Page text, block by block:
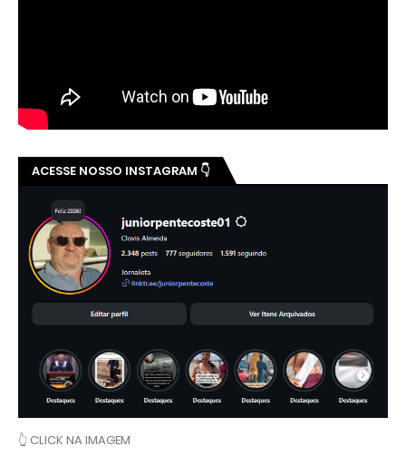
ACESSE NOSSO INSTAGRAM 👇
👆 CLICK NA IMAGEM